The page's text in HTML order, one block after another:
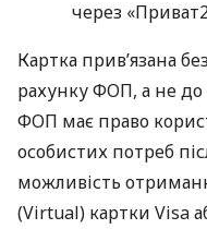
через
Картка прив’язана
рахунку ФОП, а не до
ФОП має право
особистих потреб
можливість
(Virtual) картки Visa